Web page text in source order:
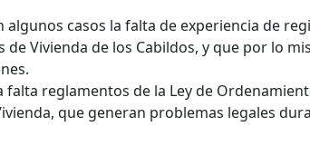
algunos casos la falta de experiencia de
de Vivienda de los Cabildos, y que por lo
falta reglamentos de la Ley de
que generan problemas legales